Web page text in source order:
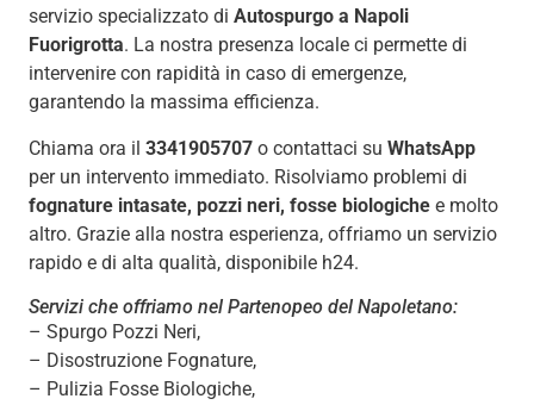
servizio specializzato di Autospurgo a Napoli
Fuorigrotta. La nostra presenza locale ci permette di
intervenire con rapidità in caso di emergenze,
garantendo la massima efficienza.
Chiama ora il 3341905707 o contattaci su WhatsApp
per un intervento immediato. Risolviamo problemi di
fognature intasate, pozzi neri, fosse biologiche e molto
altro. Grazie alla nostra esperienza, offriamo un servizio
rapido e di alta qualità, disponibile h24.
Servizi che offriamo nel Partenopeo del Napoletano:
– Spurgo Pozzi Neri,
– Disostruzione Fognature,
– Pulizia Fosse Biologiche,